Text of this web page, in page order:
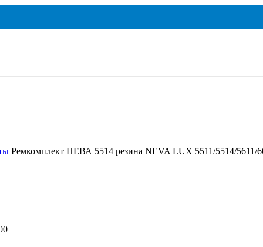
Ремкомплект НЕВА 5514 резина NEVA LUX 5511/5514/5611/